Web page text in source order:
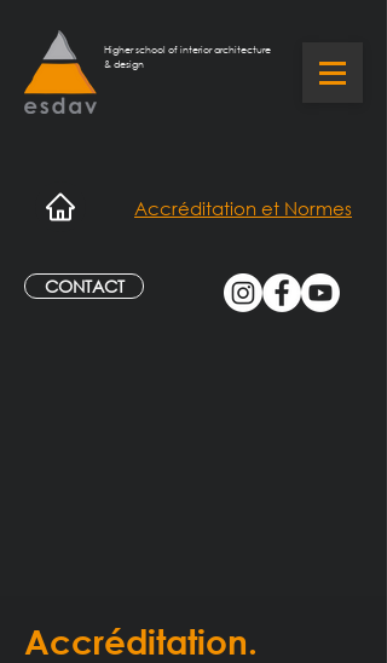
Higher school of interior architecture
& design
CONTACT
Accréditation et Normes
Accréditation.